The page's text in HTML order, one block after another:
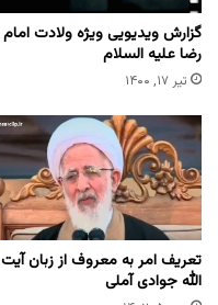
گزارش ویدیویی ویژه ولادت امام
رضا علیه السلام
تیر ۱۷, ۱۴۰۰
تعریف امر به معروف از زبان آیت
الله جوادی آملی